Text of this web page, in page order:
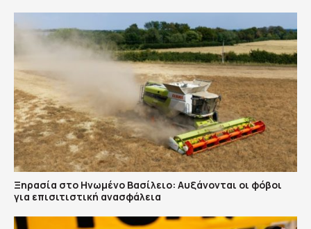
Ξηρασία στο Ηνωμένο Βασίλειο: Αυξάνονται οι φόβοι
για επισιτιστική ανασφάλεια